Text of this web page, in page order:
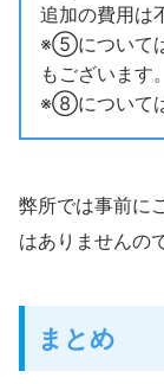
追加の費用は
※⑤について
もございます。
※⑧について
弊所では事前に
はありませんの
まとめ